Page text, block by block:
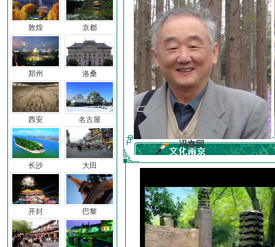
敦煌
郑州
西安
长沙
开封
京都
洛桑
名古屋
大田
巴黎
子 冯亦同